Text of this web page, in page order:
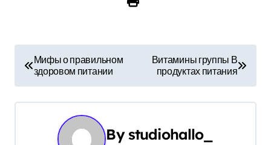
а
в
Мифы о правильном
здоровом питании
Витамины группы В
продуктах питания
By studiohallo_